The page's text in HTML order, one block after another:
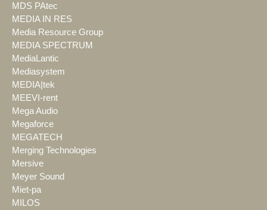
MDS PAtec
MEDIA IN RES
Media Resource Group
MEDIA SPECTRUM
MediaLantic
Mediasystem
MEDIA|tek
MEEVI-rent
Mega Audio
Megaforce
MEGATECH
Merging Technologies
Mersive
Meyer Sound
Miet-pa
MILOS